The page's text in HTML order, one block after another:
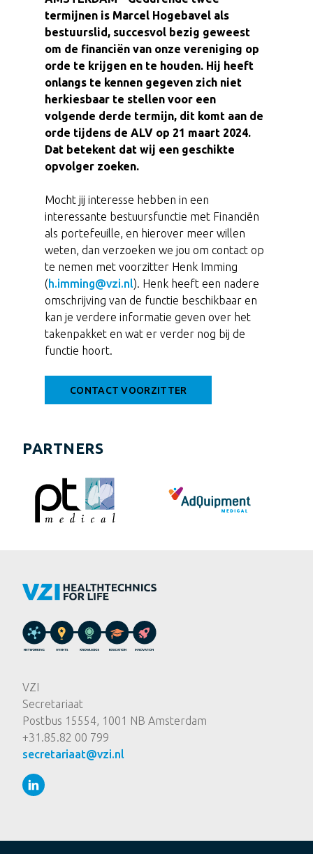
termijnen is Marcel Hogebavel als
bestuurslid, succesvol bezig geweest
om de financiën van onze vereniging op
orde te krijgen en te houden. Hij heeft
onlangs te kennen gegeven zich niet
herkiesbaar te stellen voor een
volgende derde termijn, dit komt aan de
orde tijdens de ALV op 21 maart 2024.
Dat betekent dat wij een geschikte
opvolger zoeken.
Mocht jij interesse hebben in een
interessante bestuursfunctie met Financiën
als portefeuille, en hierover meer willen
weten, dan verzoeken we jou om contact op
te nemen met voorzitter Henk Imming
( h.imming@vzi.nl). Henk heeft een nadere
omschrijving van de functie beschikbaar en
kan je verdere informatie geven over het
takenpakket en wat er verder nog bij de
functie hoort.
CONTACT VOORZITTER
PARTNERS
VZI
Secretariaat
Postbus 15554, 1001 NB Amsterdam
+31.85.82 00 799
secretariaat@vzi.nl